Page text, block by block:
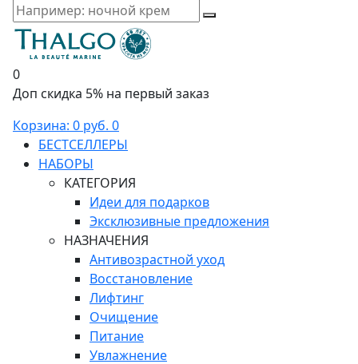
0
Доп скидка 5% на первый заказ
Корзина: 0 руб. 0
БЕСТСЕЛЛЕРЫ
НАБОРЫ
КАТЕГОРИЯ
Идеи для подарков
Эксклюзивные предложения
НАЗНАЧЕНИЯ
Антивозрастной уход
Восстановление
Лифтинг
Очищение
Питание
Увлажнение